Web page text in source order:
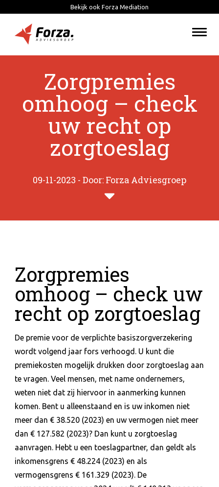
Bekijk ook Forza Mediation
Zorgpremies
omhoog – check
uw recht op
zorgtoeslag
09-11-2023 - Door: Forza Adviesgroep
Zorgpremies
omhoog – check uw
recht op zorgtoeslag
De premie voor de verplichte basiszorgverzekering
wordt volgend jaar fors verhoogd. U kunt die
premiekosten mogelijk drukken door zorgtoeslag aan
te vragen. Veel mensen, met name ondernemers,
weten niet dat zij hiervoor in aanmerking kunnen
komen. Bent u alleenstaand en is uw inkomen niet
meer dan € 38.520 (2023) en uw vermogen niet meer
dan € 127.582 (2023)? Dan kunt u zorgtoeslag
aanvragen. Hebt u een toeslagpartner, dan geldt als
inkomensgrens € 48.224 (2023) en als
vermogensgrens € 161.329 (2023). De